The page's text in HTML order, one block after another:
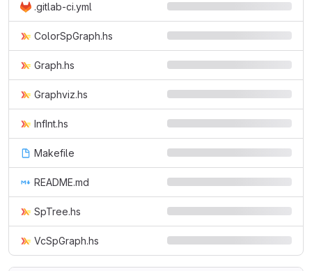
.gitlab-ci.yml
ColorSpGraph.hs
Graph.hs
Graphviz.hs
InfInt.hs
Makefile
README.md
SpTree.hs
VcSpGraph.hs